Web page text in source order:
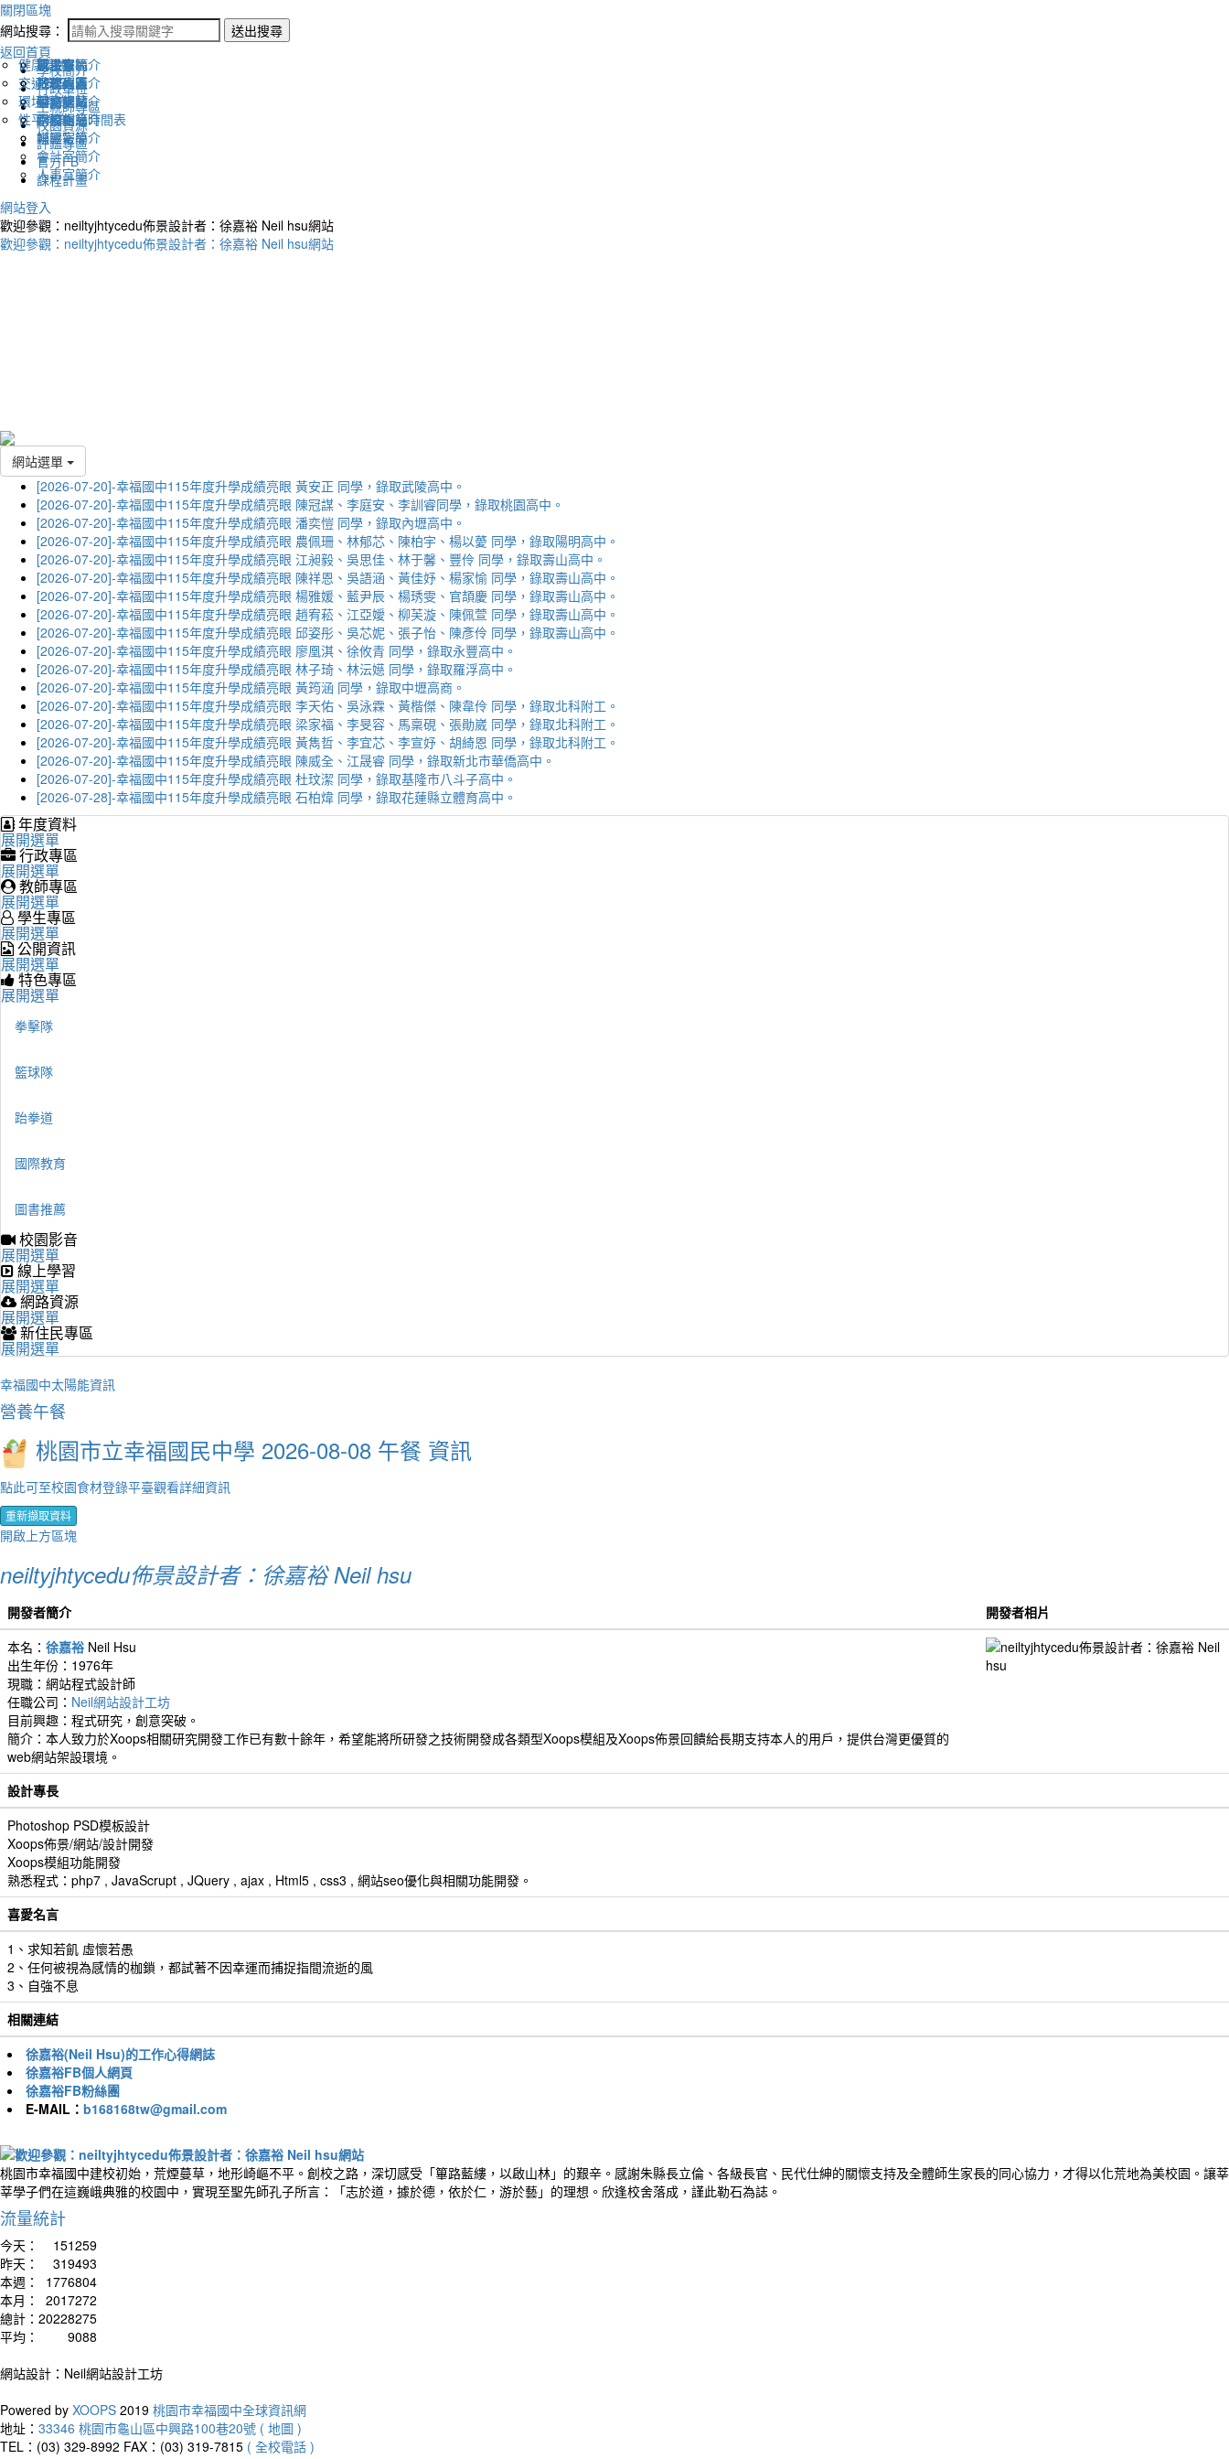
關閉區塊
網站搜尋：
送出搜尋
返回首頁
學校簡介
認識幸福
地理位置
英文網站
幸福相簿
媒體報導
行政單位
校長室簡介
教務處簡介
學務處簡介
總務處簡介
輔導室簡介
會計室簡介
人事室簡介
生親師專區
新生專區
升學專區
圖書館藏
學校作息時間表
校園資源
電子報
下載列表
評鑑專區
健康促進
交通安全
環境教育
性平教育
官方FB
課程計畫
網站登入
歡迎參觀：neiltyjhtycedu佈景設計者：徐嘉裕 Neil hsu網站
歡迎參觀：neiltyjhtycedu佈景設計者：徐嘉裕 Neil hsu網站
網站選單
[2026-07-20]-幸福國中115年度升學成績亮眼 黃安正 同學，錄取武陵高中。
[2026-07-20]-幸福國中115年度升學成績亮眼 陳冠謀、李庭安、李訓睿同學，錄取桃園高中。
[2026-07-20]-幸福國中115年度升學成績亮眼 潘奕愷 同學，錄取內壢高中。
[2026-07-20]-幸福國中115年度升學成績亮眼 農佩珊、林郁芯、陳柏宇、楊以薆 同學，錄取陽明高中。
[2026-07-20]-幸福國中115年度升學成績亮眼 江昶毅、吳思佳、林于馨、豐伶 同學，錄取壽山高中。
[2026-07-20]-幸福國中115年度升學成績亮眼 陳祥恩、吳語涵、黃佳妤、楊家愉 同學，錄取壽山高中。
[2026-07-20]-幸福國中115年度升學成績亮眼 楊雅媛、藍尹辰、楊琇雯、官頡慶 同學，錄取壽山高中。
[2026-07-20]-幸福國中115年度升學成績亮眼 趙宥菘、江亞嬡、柳芙漩、陳佩萱 同學，錄取壽山高中。
[2026-07-20]-幸福國中115年度升學成績亮眼 邱姿彤、吳芯妮、張子怡、陳彥伶 同學，錄取壽山高中。
[2026-07-20]-幸福國中115年度升學成績亮眼 廖凰淇、徐攸青 同學，錄取永豐高中。
[2026-07-20]-幸福國中115年度升學成績亮眼 林子琦、林沄嬨 同學，錄取羅浮高中。
[2026-07-20]-幸福國中115年度升學成績亮眼 黃筠涵 同學，錄取中壢高商。
[2026-07-20]-幸福國中115年度升學成績亮眼 李天佑、吳泳霖、黃楷傑、陳韋伶 同學，錄取北科附工。
[2026-07-20]-幸福國中115年度升學成績亮眼 梁家福、李旻容、馬稟硯、張勛崴 同學，錄取北科附工。
[2026-07-20]-幸福國中115年度升學成績亮眼 黃雋哲、李宜芯、李宣妤、胡綺恩 同學，錄取北科附工。
[2026-07-20]-幸福國中115年度升學成績亮眼 陳威全、江晟睿 同學，錄取新北市華僑高中。
[2026-07-20]-幸福國中115年度升學成績亮眼 杜玟潔 同學，錄取基隆市八斗子高中。
[2026-07-28]-幸福國中115年度升學成績亮眼 石柏煒 同學，錄取花蓮縣立體育高中。
年度資料
展開選單
行政專區
展開選單
教師專區
展開選單
學生專區
展開選單
公開資訊
展開選單
特色專區
展開選單
拳擊隊
籃球隊
跆拳道
國際教育
圖書推薦
校園影音
展開選單
線上學習
展開選單
網路資源
展開選單
新住民專區
展開選單
幸福國中太陽能資訊
營養午餐
桃園市立幸福國民中學 2026-08-08 午餐 資訊
點此可至校園食材登錄平臺觀看詳細資訊
重新擷取資料
開啟上方區塊
neiltyjhtycedu佈景設計者：徐嘉裕 Neil hsu
開發者簡介
開發者相片
本名： 徐嘉裕 Neil Hsu
出生年份：1976年
現職：網站程式設計師
任職公司： Neil網站設計工坊
目前興趣：程式研究，創意突破。
簡介：本人致力於Xoops相關研究開發工作已有數十餘年，希望能將所研發之技術開發成各類型Xoops模組及Xoops佈景回饋給長期支持本人的用戶，提供台灣更優質的
web網站架設環境。
設計專長
Photoshop PSD模板設計
Xoops佈景/網站/設計開發
Xoops模組功能開發
熟悉程式：php7 , JavaScrupt , JQuery , ajax , Html5 , css3 , 網站seo優化與相關功能開發。
喜愛名言
1、求知若飢 虛懷若愚
2、任何被視為感情的枷鎖，都試著不因幸運而捕捉指間流逝的風
3、自強不息
相關連結
徐嘉裕(Neil Hsu)的工作心得網誌
徐嘉裕FB個人網頁
徐嘉裕FB粉絲團
E-MAIL： b168168tw@gmail.com
桃園市幸福國中建校初始，荒煙蔓草，地形崎嶇不平。創校之路，深切感受「篳路藍縷，以啟山林」的艱辛。感謝朱縣長立倫、各級長官、民代仕紳的關懷支持及全體師生家長的同心協力，才得以化荒地為美校園。讓莘
莘學子們在這巍峨典雅的校園中，實現至聖先師孔子所言：「志於道，據於德，依於仁，游於藝」的理想。欣逢校舍落成，謹此勒石為誌。
流量統計
今天：
151259
昨天：
319493
本週：
1776804
本月：
2017272
總計： 20228275
平均：
9088
網站設計：Neil網站設計工坊
Powered by XOOPS 2019 桃園市幸福國中全球資訊網
地址： 33346 桃園市龜山區中興路100巷20號 ( 地圖 )
TEL：(03) 329-8992 FAX：(03) 319-7815 ( 全校電話 )